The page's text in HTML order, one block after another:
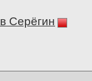
Серёгин